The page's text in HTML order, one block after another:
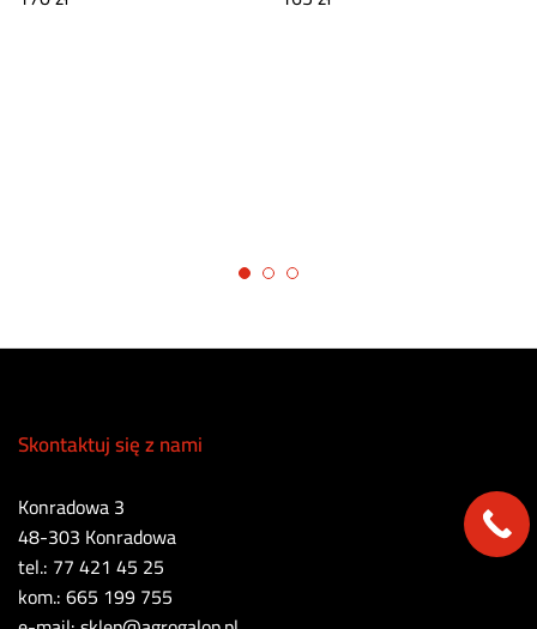
Skontaktuj się z nami
Konradowa 3
48-303 Konradowa
tel.: 77 421 45 25
kom.: 665 199 755